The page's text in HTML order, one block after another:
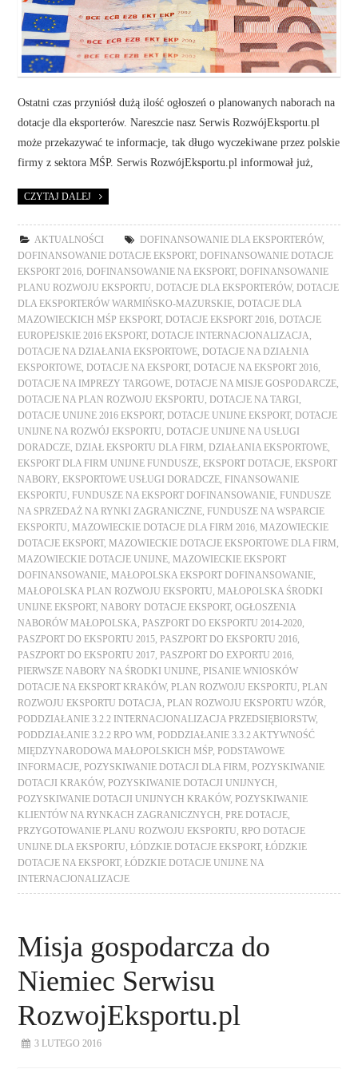
Ostatni czas przyniósł dużą ilość ogłoszeń o planowanych naborach na
dotacje dla eksporterów. Nareszcie nasz Serwis RozwójEksportu.pl
może przekazywać te informacje, tak długo wyczekiwane przez polskie
firmy z sektora MŚP. Serwis RozwójEksportu.pl informował już,
CZYTAJ DALEJ
AKTUALNOŚCI DOFINANSOWANIE DLA EKSPORTERÓW,
DOFINANSOWANIE DOTACJE EKSPORT,
DOFINANSOWANIE DOTACJE
EKSPORT 2016
DOFINANSOWANIE NA EKSPORT,
DOFINANSOWANIE
PLANU ROZWOJU EKSPORTU
DOTACJE DLA EKSPORTERÓW,
DOTACJE
DLA EKSPORTERÓW WARMIŃSKO-MAZURSKIE
DOTACJE DLA
MAZOWIECKICH MŚP EKSPORT, DOTACJE EKSPORT 2016
DOTACJE
EUROPEJSKIE 2016 EKSPORT, DOTACJE INTERNACJONALIZACJA
DOTACJE NA DZIAŁANIA EKSPORTOWE
DOTACJE NA DZIAŁNIA
EKSPORTOWE
DOTACJE NA EKSPORT, DOTACJE NA EKSPORT 2016
DOTACJE NA IMPREZY TARGOWE
DOTACJE NA MISJE GOSPODARCZE
DOTACJE NA PLAN ROZWOJU EKSPORTU
DOTACJE NA TARGI
DOTACJE UNIJNE 2016 EKSPORT, DOTACJE UNIJNE EKSPORT,
DOTACJE
UNIJNE NA ROZWÓJ EKSPORTU
DOTACJE UNIJNE NA USŁUGI
DORADCZE
DZIAŁ EKSPORTU DLA FIRM DZIAŁANIA EKSPORTOWE
EKSPORT DLA FIRM UNIJNE FUNDUSZE
EKSPORT DOTACJE
EKSPORT
NABORY
EKSPORTOWE USŁUGI DORADCZE
FINANSOWANIE
EKSPORTU
FUNDUSZE NA EKSPORT DOFINANSOWANIE
FUNDUSZE
NA SPRZEDAŻ NA RYNKI ZAGRANICZNE
FUNDUSZE NA WSPARCIE
EKSPORTU
MAZOWIECKIE DOTACJE DLA FIRM 2016
MAZOWIECKIE
DOTACJE EKSPORT, MAZOWIECKIE DOTACJE EKSPORTOWE DLA FIRM
MAZOWIECKIE DOTACJE UNIJNE
MAZOWIECKIE EKSPORT
DOFINANSOWANIE
MAŁOPOLSKA EKSPORT DOFINANSOWANIE
MAŁOPOLSKA PLAN ROZWOJU EKSPORTU
MAŁOPOLSKA ŚRODKI
UNIJNE EKSPORT, NABORY DOTACJE EKSPORT,OGŁOSZENIA
NABORÓW MAŁOPOLSKA
PASZPORT DO EKSPORTU 2014-2020
PASZPORT DO EKSPORTU 2015
PASZPORT DO EKSPORTU 2016
PASZPORT DO EKSPORTU 2017
PASZPORT DO EXPORTU 2016
PIERWSZE NABORY NA ŚRODKI UNIJNE
PISANIE WNIOSKÓW
DOTACJE NA EKSPORT KRAKÓW, PLAN ROZWOJU EKSPORTU
PLAN
ROZWOJU EKSPORTU DOTACJA
PLAN ROZWOJU EKSPORTU WZÓR
PODDZIAŁANIE 3.2.2 INTERNACJONALIZACJA PRZEDSIĘBIORSTW,
PODDZIAŁANIE 3.2.2 RPO WM
PODDZIAŁANIE 3.3.2 AKTYWNOŚĆ
MIĘDZYNARODOWA MAŁOPOLSKICH MŚP
PODSTAWOWE
INFORMACJE
POZYSKIWANIE DOTACJI DLA FIRM
POZYSKIWANIE
DOTACJI KRAKÓW, POZYSKIWANIE DOTACJI UNIJNYCH
POZYSKIWANIE DOTACJI UNIJNYCH KRAKÓW, POZYSKIWANIE
KLIENTÓW NA RYNKACH ZAGRANICZNYCH
PRE DOTACJE
PRZYGOTOWANIE PLANU ROZWOJU EKSPORTU
RPO DOTACJE
UNIJNE DLA EKSPORTU ,ŁÓDZKIE DOTACJE EKSPORT,ŁÓDZKIE
DOTACJE NA EKSPORT,ŁÓDZKIE DOTACJE UNIJNE NA
INTERNACJONALIZACJE
Misja gospodarcza do
Niemiec Serwisu
RozwojEksportu.pl
3 LUTEGO 2016